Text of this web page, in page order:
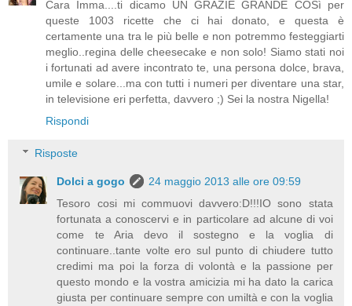
Cara Imma....ti dicamo UN GRAZIE GRANDE COSì per
queste 1003 ricette che ci hai donato, e questa è
certamente una tra le più belle e non potremmo festeggiarti
meglio..regina delle cheesecake e non solo! Siamo stati noi
i fortunati ad avere incontrato te, una persona dolce, brava,
umile e solare...ma con tutti i numeri per diventare una star,
in televisione eri perfetta, davvero ;) Sei la nostra Nigella!
Rispondi
Risposte
Dolci a gogo
24 maggio 2013 alle ore 09:59
Tesoro cosi mi commuovi davvero:D!!!IO sono stata
fortunata a conoscervi e in particolare ad alcune di voi
come te Aria devo il sostegno e la voglia di
continuare..tante volte ero sul punto di chiudere tutto
credimi ma poi la forza di volontà e la passione per
questo mondo e la vostra amicizia mi ha dato la carica
giusta per continuare sempre con umiltà e con la voglia